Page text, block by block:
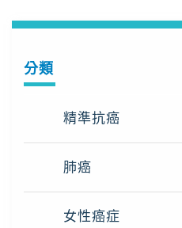
分類
精準抗癌
肺癌
女性癌症